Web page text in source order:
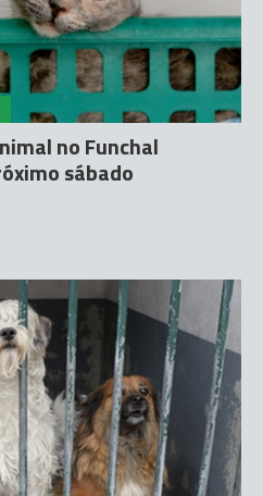
no Funchal
sábado